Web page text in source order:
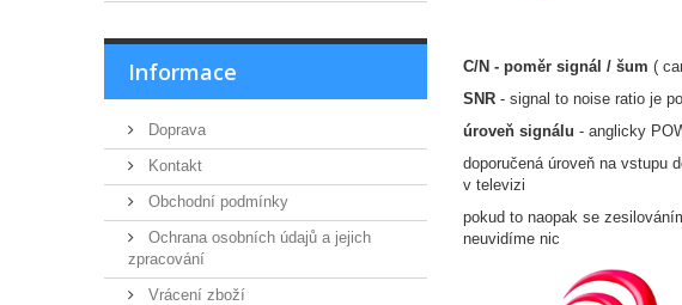
Informace
Doprava
Kontakt
Obchodní podmínky
Ochrana osobních údajů a jejich
zpracování
Vrácení zboží
C/N - poměr signál / šum (
SNR - signal to noise ratio je
úroveň signálu - anglicky
doporučená úroveň na vstupu
v televizi
pokud to naopak se
neuvidíme nic